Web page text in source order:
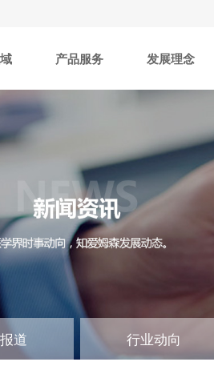
产品服务 发展理念
道 行业动向